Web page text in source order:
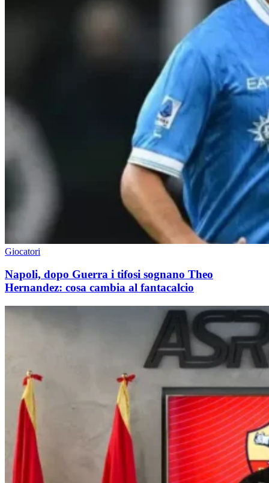
Giocatori
Napoli, dopo Guerra i tifosi sognano Theo
Hernandez: cosa cambia al fantacalcio